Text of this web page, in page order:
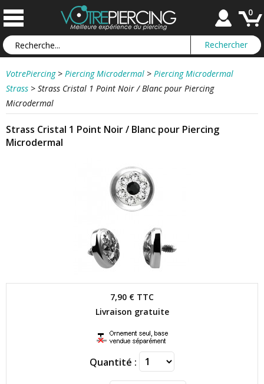
0
VotrePiercing > Piercing Microdermal > Piercing Microdermal
Strass > Strass Cristal 1 Point Noir / Blanc pour Piercing
Microdermal
Strass Cristal 1 Point Noir / Blanc pour Piercing
Microdermal
7,90 € TTC
Livraison gratuite
Quantité :